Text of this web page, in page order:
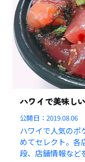
ハワイで美味し
公開日：2019.08.06
ハワイで人気のポ
めてセレクト。各
段、店舗情報など